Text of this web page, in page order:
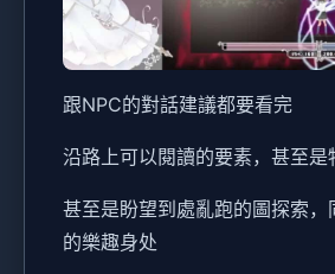
跟NPC的對話建議都要看完
沿路上可以閱讀的要素，甚至是
甚至是盼望到處亂跑的圖探索，
的樂趣身处